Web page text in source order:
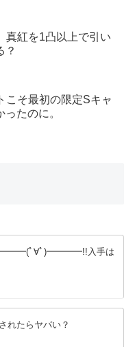
真紅を1凸以上で引い
？
こそ最初の限定Sキャ
たのに。
ﾀ━━━━(ﾟ∀ﾟ)━━━━!!入手は
れたらヤバい？